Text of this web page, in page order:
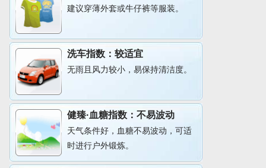
建议穿薄外套或牛仔裤等服装。
洗车指数： 较适宜
无雨且风力较小，易保持清洁度。
健臻·血糖指数： 不易波动
天气条件好，血糖不易波动，可适
时进行户外锻炼。